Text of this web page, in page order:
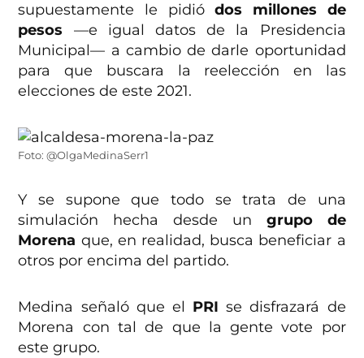
supuestamente le pidiódos millones de
pesos —e igual datos de la Presidencia
Municipal— a cambio de darle oportunidad
para que buscara la reelección en las
elecciones de este 2021.
Foto: @OlgaMedinaSerr1
Y se supone que todo se trata de una
simulación hecha desde un grupo de
Morena que, en realidad, busca beneficiar a
otros por encima del partido.
Medina señaló que el PRI se disfrazará de
Morena con tal de que la gente vote por
este grupo.